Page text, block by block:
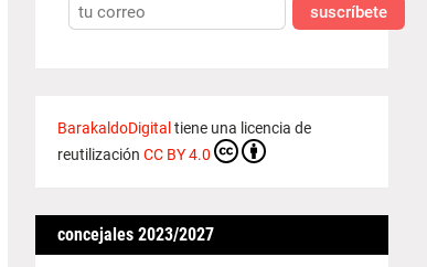
suscríbete
BarakaldoDigital tiene una licencia de
reutilización CC BY 4.0
concejales 2023/2027